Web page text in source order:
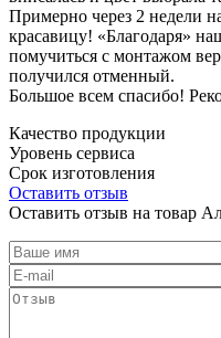
Примерно через 2 недели
красавицу! «Благодаря»
помучиться с монтажом
получился отменный.
Большое всем спасибо!
Качество продукции
Уровень сервиса
Срок изготовления
Оставить отзыв
Оставить отзыв на товар